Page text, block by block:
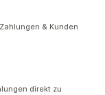
& Kunden
direkt zu